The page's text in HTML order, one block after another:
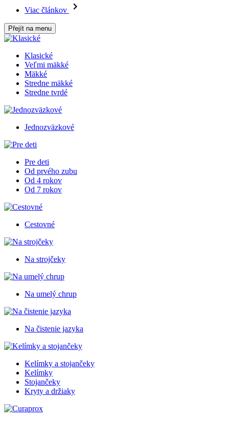
Viac článkov
Přejít na menu
Klasické
Veľmi mäkké
Mäkké
Stredne mäkké
Stredne tvrdé
Jednozväzkové
Pre deti
Od prvého zubu
Od 4 rokov
Od 7 rokov
Cestovné
Na strojčeky
Na umelý chrup
Na čistenie jazyka
Kelímky a stojančeky
Kelímky
Stojančeky
Kryty a držiaky